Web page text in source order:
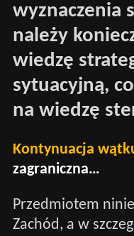
wyznaczenia
należy
wiedzę
sytuacyjną,
na wiedzę
Kontynuacja
zagraniczna…
Przedmiotem
Zachód, a w